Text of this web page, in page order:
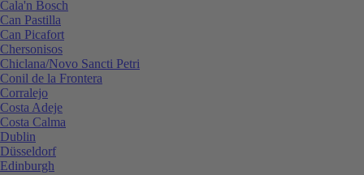
Cala'n Bosch
Can Pastilla
Can Picafort
Chersonisos
Chiclana/Novo Sancti Petri
Conil de la Frontera
Corralejo
Costa Adeje
Costa Calma
Dublin
Düsseldorf
Edinburgh